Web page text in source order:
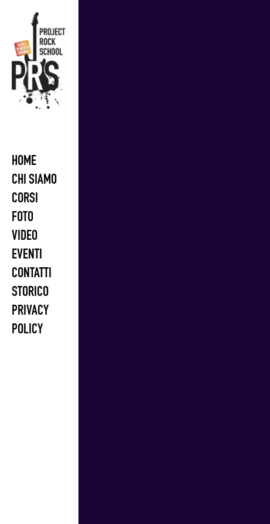
HOME
CHI SIAMO
CORSI
FOTO
VIDEO
EVENTI
CONTATTI
STORICO
PRIVACY
POLICY